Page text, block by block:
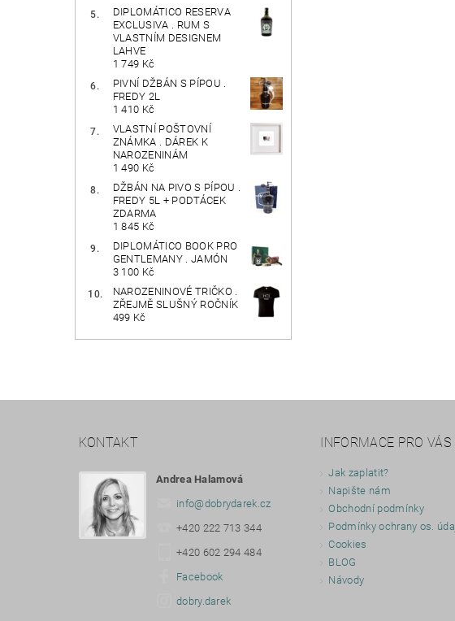
DIPLOMÁTICO RESERVA
EXCLUSIVA . RUM S
VLASTNÍM DESIGNEM
LAHVE
1 749 Kč
PIVNÍ DŽBÁN S PÍPOU .
FREDY 2L
1 410 Kč
VLASTNÍ POŠTOVNÍ
ZNÁMKA . DÁREK K
NAROZENINÁM
1 490 Kč
DŽBÁN NA PIVO S PÍPOU .
FREDY 5L + PODTÁCEK
ZDARMA
1 845 Kč
DIPLOMÁTICO BOOK PRO
GENTLEMANY . JAMÓN
3 100 Kč
NAROZENINOVÉ TRIČKO .
ZŘEJMĚ SLUŠNÝ ROČNÍK
499 Kč
KONTAKT
Andrea Halamová
info@dobrydarek.cz
+420 222 713 344
+420 602 294 484
Facebook
dobry.darek
INFORMACE PRO VÁS
Jak zaplatit?
Napište nám
Obchodní podmínky
Podmínky ochrany os.
Cookies
BLOG
Návody